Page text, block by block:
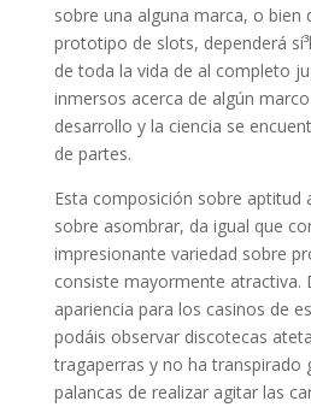
sobre una alguna marca, o bien
prototipo de slots, dependerá
de toda la vida de al completo
inmersos acerca de algún
desarrollo y la ciencia se
de partes.
Esta composición sobre aptitud
sobre asombrar, da igual que
impresionante variedad sobre
consiste mayormente atractiva.
apariencia para los casinos de
podáis observar discotecas
tragaperras y no ha transpirado
palancas de realizar agitar las